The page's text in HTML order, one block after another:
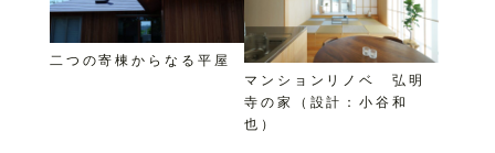
二つの寄棟からなる平屋
マンションリノベ 弘明
寺の家（設計：小谷和
也）